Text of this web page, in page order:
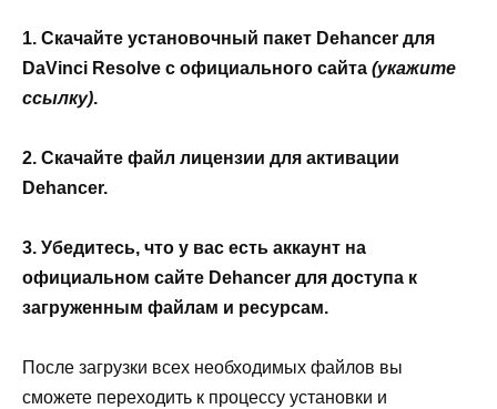
1. Скачайте установочный пакет Dehancer для
DaVinci Resolve с официального сайта (укажите
ссылку).
2. Скачайте файл лицензии для активации
Dehancer.
3. Убедитесь, что у вас есть аккаунт на
официальном сайте Dehancer для доступа к
загруженным файлам и ресурсам.
После загрузки всех необходимых файлов вы
сможете переходить к процессу установки и